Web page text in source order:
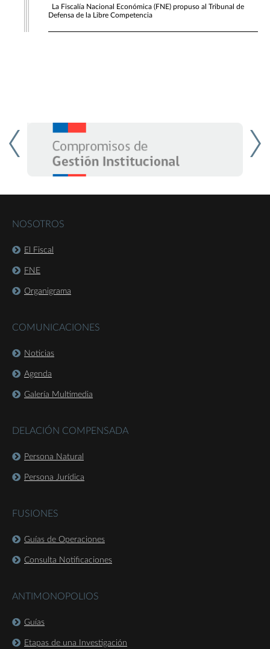
La Fiscalía Nacional Económica (FNE) propuso al Tribunal de
Defensa de la Libre Competencia
NOSOTROS
El Fiscal
FNE
Organigrama
COMUNICACIONES
Noticias
Agenda
Galería Multimedia
DELACIÓN COMPENSADA
Persona Natural
Persona Jurídica
FUSIONES
Guías de Operaciones
Consulta Notificaciones
ANTIMONOPOLIOS
Guías
Etapas de una Investigación